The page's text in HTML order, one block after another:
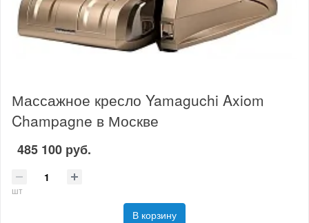
Массажное кресло Yamaguchi Axiom
Champagne в Москве
485 100 руб.
шт
В корзину